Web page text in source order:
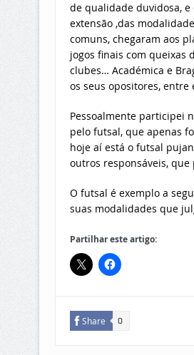
de qualidade duvidosa,
extensão ,das
comuns, chegaram aos
jogos finais com queixas
clubes… Académica e
os seus opositores,
Pessoalmente participei
pelo futsal, que apenas
hoje aí está o futsal
outros responsáveis,
O futsal é exemplo a
suas modalidades que
Partilhar este artigo:
Share 0